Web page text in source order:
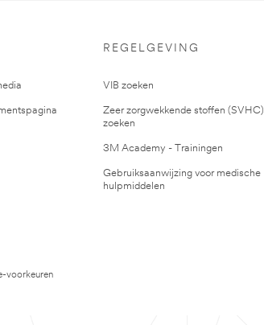
REGELGEVING
VIB zoeken
Zeer zorgwekkende stoffen (SVHC)
zoeken
3M Academy - Trainingen
Gebruiksaanwijzing voor medische
hulpmiddelen
voorkeuren